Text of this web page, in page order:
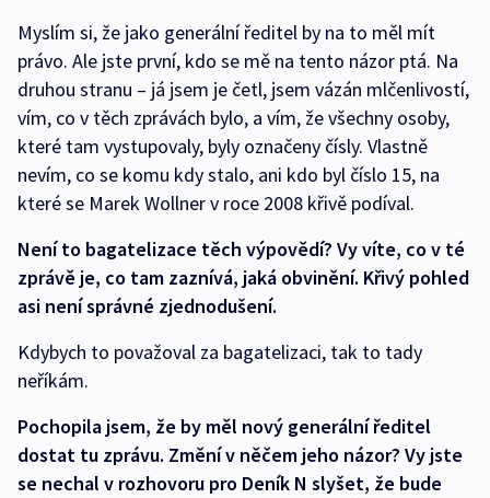
Myslím si, že jako generální ředitel by na to měl mít
právo. Ale jste první, kdo se mě na tento názor ptá. Na
druhou stranu – já jsem je četl, jsem vázán mlčenlivostí,
vím, co v těch zprávách bylo, a vím, že všechny osoby,
které tam vystupovaly, byly označeny čísly. Vlastně
nevím, co se komu kdy stalo, ani kdo byl číslo 15, na
které se Marek Wollner v roce 2008 křivě podíval.
Není to bagatelizace těch výpovědí? Vy víte, co v té
zprávě je, co tam zaznívá, jaká obvinění. Křivý pohled
asi není správné zjednodušení.
Kdybych to považoval za bagatelizaci, tak to tady
neříkám.
Pochopila jsem, že by měl nový generální ředitel
dostat tu zprávu. Změní v něčem jeho názor? Vy jste
se nechal v rozhovoru pro Deník N slyšet, že bude